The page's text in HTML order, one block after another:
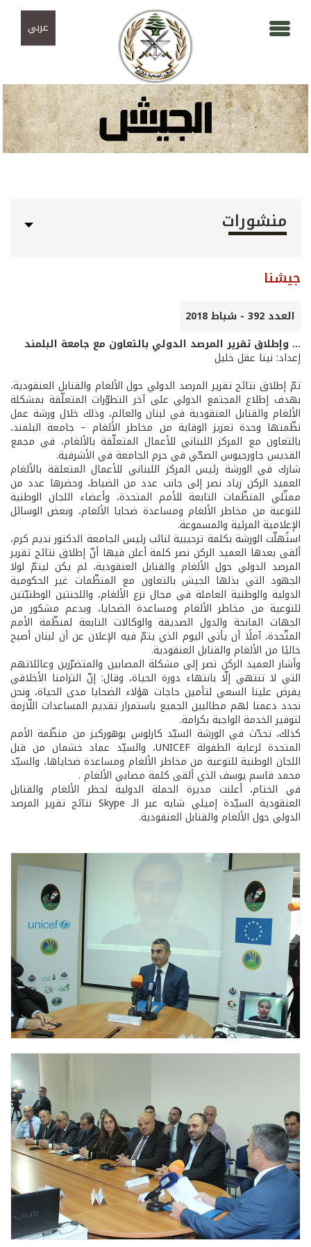
عربي
منشورات
جيشنا
العدد 392 - شباط 2018
... وإطلاق تقرير المرصد الدولي بالتعاون مع جامعة البلمند
إعداد: نينا عقل خليل
تمّ إطلاق نتائج تقرير المرصد الدولي حول الألغام والقنابل العنقودية،
بهدف إطلاع المجتمع الدولي على آخر التطوّرات المتعلّقة بمشكلة
الألغام والقنابل العنقودية في لبنان والعالم، وذلك خلال ورشة عمل
نظّمتها وحدة تعزيز الوقاية من مخاطر الألغام – جامعة البلمند،
بالتعاون مع المركز اللبناني للأعمال المتعلّقة بالألغام، في مجمع
القديس جاورجيوس الصحّي في حرم الجامعة في الأشرفية.
شارك في الورشة رئيس المركز اللبناني للأعمال المتعلقة بالألغام
العميد الركن زياد نصر إلى جانب عدد من الضباط، وحضرها عدد من
ممثّلي المنظّمات التابعة للأمم المتحدة، وأعضاء اللجان الوطنية
للتوعية من مخاطر الألغام ومساعدة ضحايا الألغام، وبعض الوسائل
الإعلامية المرئية والمسموعة.
استُهلّت الورشة بكلمة ترحيبية لنائب رئيس الجامعة الدكتور نديم كرم،
ألقى بعدها العميد الركن نصر كلمة أعلن فيها أنّ إطلاق نتائج تقرير
المرصد الدولي حول الألغام والقنابل العنقودية، لم يكن ليتمّ لولا
الجهود التي بذلها الجيش بالتعاون مع المنظّمات غير الحكومية
الدولية والوطنية العاملة في مجال نزع الألغام، واللجنتين الوطنيّتين
للتوعية من مخاطر الألغام ومساعدة الضحايا، وبدعم مشكور من
الجهات المانحة والدول الصديقة والوكالات التابعة لمنظّمة الأمم
المتّحدة، آملًا أن يأتي اليوم الذي يتمّ فيه الإعلان عن أن لبنان أصبح
خاليًا من الألغام والقنابل العنقودية.
وأشار العميد الركن نصر إلى مشكلة المصابين والمتضرّرين وعائلاتهم
التي لا تنتهي إلّا بانتهاء دورة الحياة، وقال: إنّ التزامنا الأخلاقي
يفرض علينا السعي لتأمين حاجات هؤلاء الضحايا مدى الحياة، ونحن
نجدد دعمنا لهم مطالبين الجميع باستمرار تقديم المساعدات اللّازمة
لتوفير الخدمة الواجبة بكرامة.
كذلك، تحدّث في الورشة السيّد كارلوس بوهوركيز من منظّمة الأمم
المتحدة لرعاية الطفولة UNICEF، والسيّد عماد خشمان من قبل
اللجان الوطنية للتوعية من مخاطر الألغام ومساعدة ضحاياها، والسيّد
محمد قاسم يوسف الذي ألقى كلمة مصابي الألغام .
في الختام، أعلنت مديرة الحملة الدولية لحظر الألغام والقنابل
العنقودية السيّدة إميلي شايه عبر الـ Skype نتائج تقرير المرصد
الدولي حول الألغام والقنابل العنقودية.